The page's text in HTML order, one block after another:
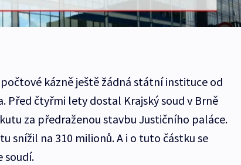
kázně ještě žádná státní instituce od
Před čtyřmi lety dostal Krajský soud v Brně
za předraženou stavbu Justičního paláce.
snížil na 310 milionů. A i o tuto částku se
soudí.